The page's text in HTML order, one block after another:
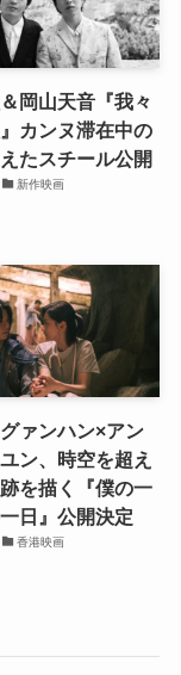
岡山天音『我々
カンヌ滞在中の
たスチール公開
新作映画
ァンハン×アン
ン、時空を超え
を描く『僕の一
日』公開決定
香港映画